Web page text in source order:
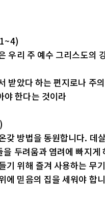
우리 주 예수 그리스도의
받았다 하는 편지로나 주
야 한다는 것이라
방법을 동원합니다. 데
두려움과 염려에 빠지게
기 위해 즐겨 사용하는 무
에 믿음의 집을 세워야 합